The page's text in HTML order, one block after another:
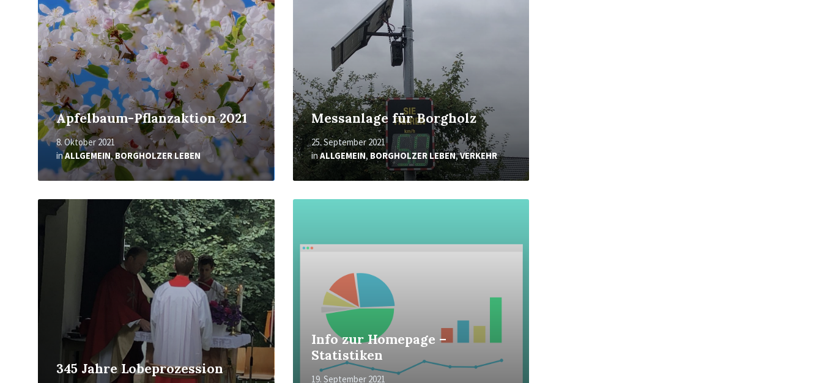
Apfelbaum-Pflanzaktion 2021
8. Oktober 2021
inALLGEMEIN,BORGHOLZER LEBEN
Messanlage für Borgholz
25. September 2021
inALLGEMEIN, BORGHOLZER LEBEN,VERKEHR
345 Jahre Lobeprozession
Mehr
erfahren
Info zur Homepage –
Statistiken
19. September 2021
Mehr